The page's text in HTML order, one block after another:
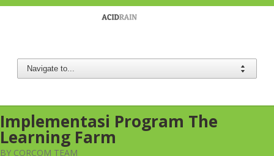
Implementasi Program The
Learning Farm
BY CORCOM TEAM